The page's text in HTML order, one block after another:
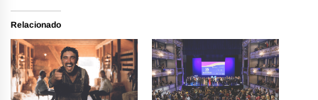
Relacionado